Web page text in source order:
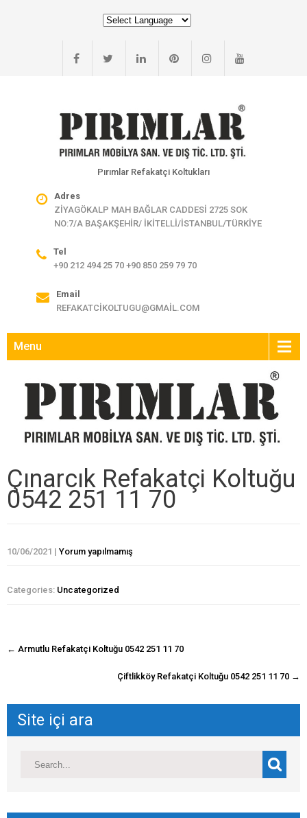
Pırımlar Refakatçi Koltukları
Adres
ZİYAGÖKALP MAH BAĞLAR CADDESİ 2725 SOK
NO:7/A BAŞAKŞEHİR/ İKİTELLİ/İSTANBUL/TÜRKİYE
Tel
+90 212 494 25 70 +90 850 259 79 70
Email
REFAKATCIKOLTUGU@GMAIL.COM
Menu
Çınarcık Refakatçi Koltuğu
0542 251 11 70
10/06/2021 | Yorum yapılmamış
Categories: Uncategorized
navigasyon
← Armutlu Refakatçi Koltuğu 0542 251 11 70
Çiftlikköy Refakatçi Koltuğu 0542 251 11 70 →
Site içi ara